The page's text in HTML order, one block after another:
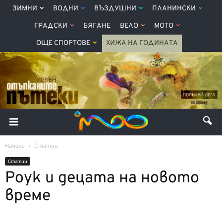
ЗИМНИ ВОДНИ ВЪЗДУШНИ ПЛАНИНСКИ
ГРАДСКИ БЯГАНЕ ВЕЛО МОТО
ОЩЕ СПОРТОВЕ ХИЖА НА ГОДИНАТА
Начало Статии
Статии
Роук и децата на новото
време